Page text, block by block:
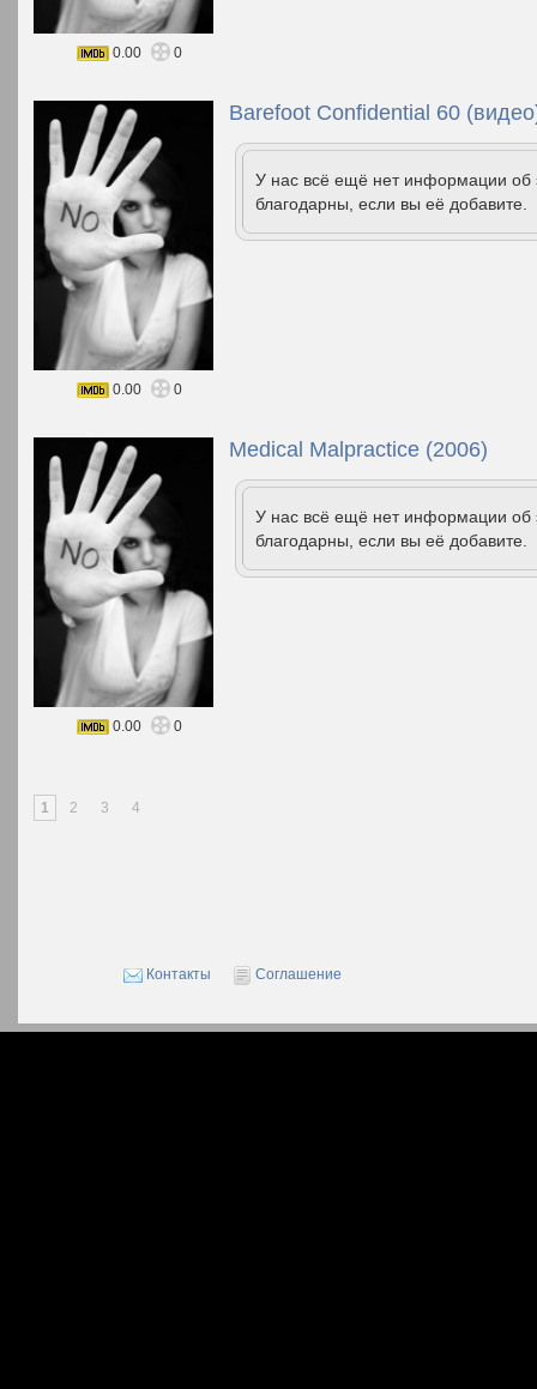
0.00 0
Barefoot Confidential 60
У нас всё ещё нет информации
благодарны, если вы её добавите.
0.00 0
Medical Malpractice (2006)
У нас всё ещё нет информации
благодарны, если вы её добавите.
0.00 0
1 2 3 4
Контакты Соглашение